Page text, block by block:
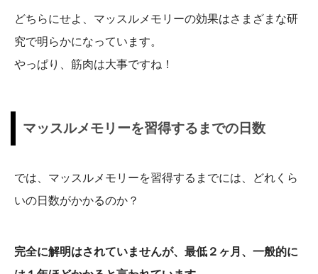
どちらにせよ、マッスルメモリーの効果はさまざまな研
究で明らかになっています。
やっぱり、筋肉は大事ですね！
マッスルメモリーを習得するまでの日数
では、マッスルメモリーを習得するまでには、どれくら
いの日数がかかるのか？
完全に解明はされていませんが、最低２ヶ月、一般的に